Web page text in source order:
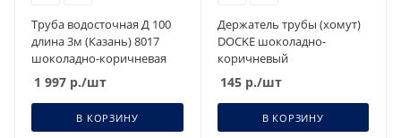
Труба водосточная Д 100
длина 3м (Казань) 8017
шоколадно-коричневая
1 997 р./шт
В КОРЗИНУ
Держатель трубы (хомут)
DOCKE шоколадно-
коричневый
145р./шт
В КОРЗИНУ